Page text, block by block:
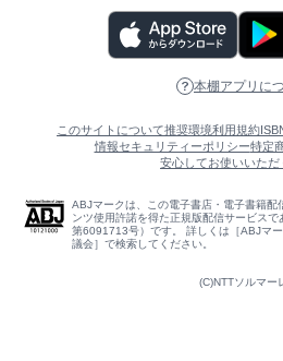
本棚アプリに
このサイトについて推奨環境利用規約
情報セキュリティーポリシー特定
安心してお使いいただ
ABJマークは、この電子書店・電子書籍配
ンツ使用許諾を得た正規版配信サービス
第6091713号）です。 詳しくは［ABJマ
議会］で検索してください。
(C)NTTソルマー